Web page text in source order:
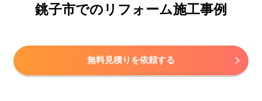
銚子市でのリフォーム施工事例
無料見積りを依頼する